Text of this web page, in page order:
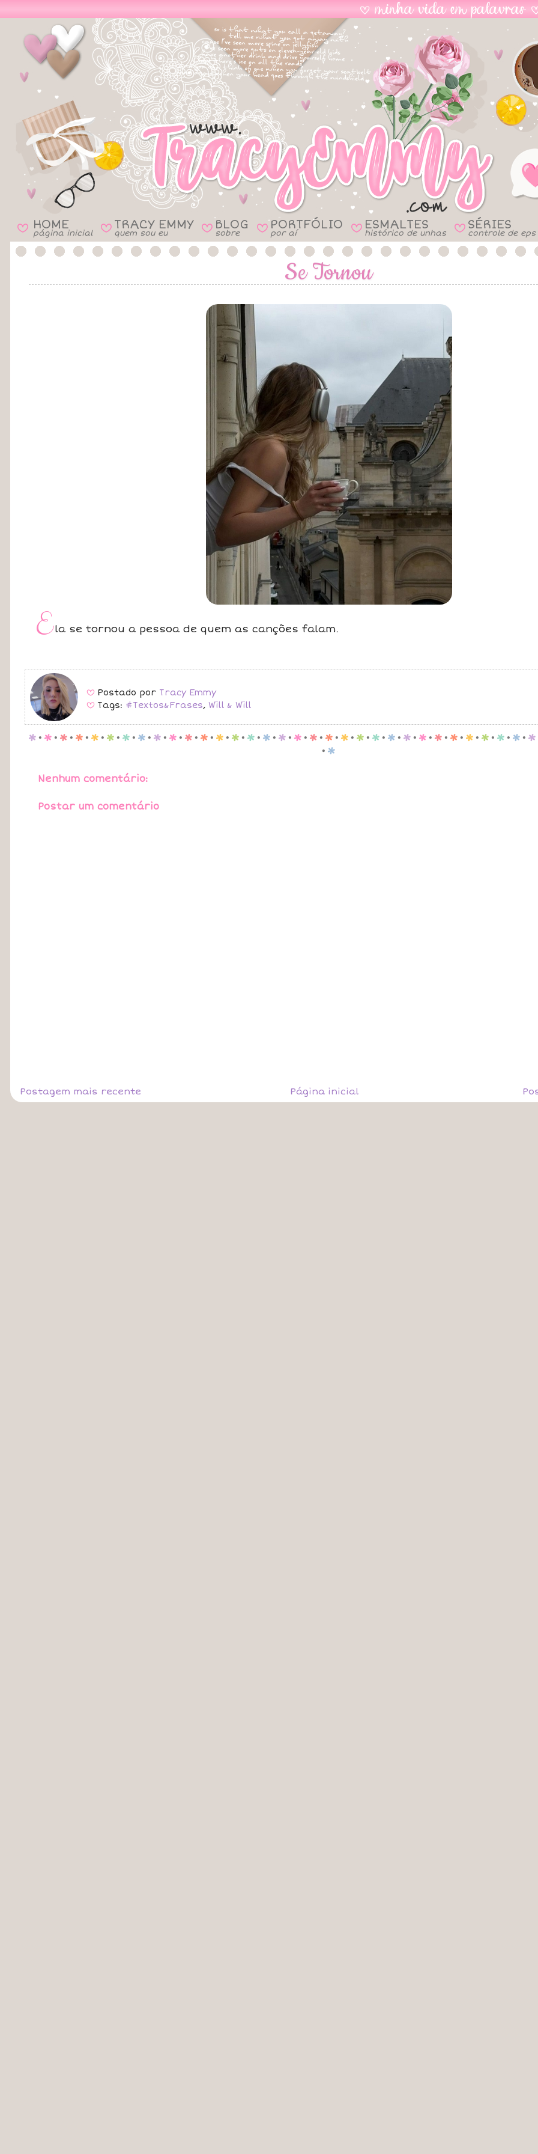
B HOME
página inicial B TRACY EMMY
quem sou eu B BLOG
sobre B PORTFÓLIO
por aí B ESMALTES
histórico de unhas B SÉRIES
controle de eps
Se Tornou
Ela se tornou a pessoa de quem as canções falam.
B Postado por Tracy Emmy
B Tags: #Textos&Frases, Will & Will
p . p . p . p . p . p . p . p . p . p . p . p . p . p . p . p . p . p . p . p . p . p . p . p . p . p . p . p . p . p . p . p . p
. p
Nenhum comentário:
Postar um comentário
Postagem mais recente Página inicial